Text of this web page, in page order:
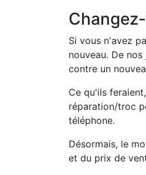
Si vous n'avez
nouveau. De
contre un
Ce qu'ils
réparation/troc
téléphone.
Désormais, le
et du prix de